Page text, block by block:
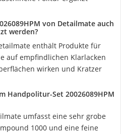
von Detailmate auch
werden?
enthält Produkte für
auf empfindlichen Klarlacken
wirken und Kratzer
Handpolitur-Set ‎20026089HPM
umfasst eine sehr grobe
1000 und eine feine